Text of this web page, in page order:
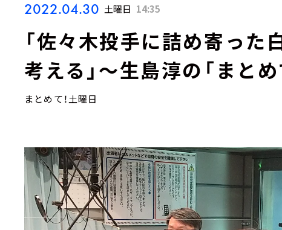
2022.04.30 土曜日 14:35
「佐々木投手に詰め寄った
考える」～生島淳の「まとめ
まとめて！土曜日